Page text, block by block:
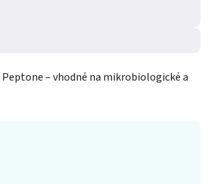
– vhodné na mikrobiologické a